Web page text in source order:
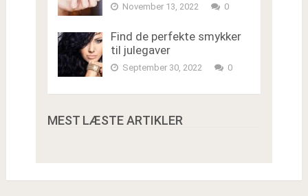
November 13, 2022 0
Find de perfekte smykker
til julegaver
September 30, 2022 0
MEST LÆSTE ARTIKLER